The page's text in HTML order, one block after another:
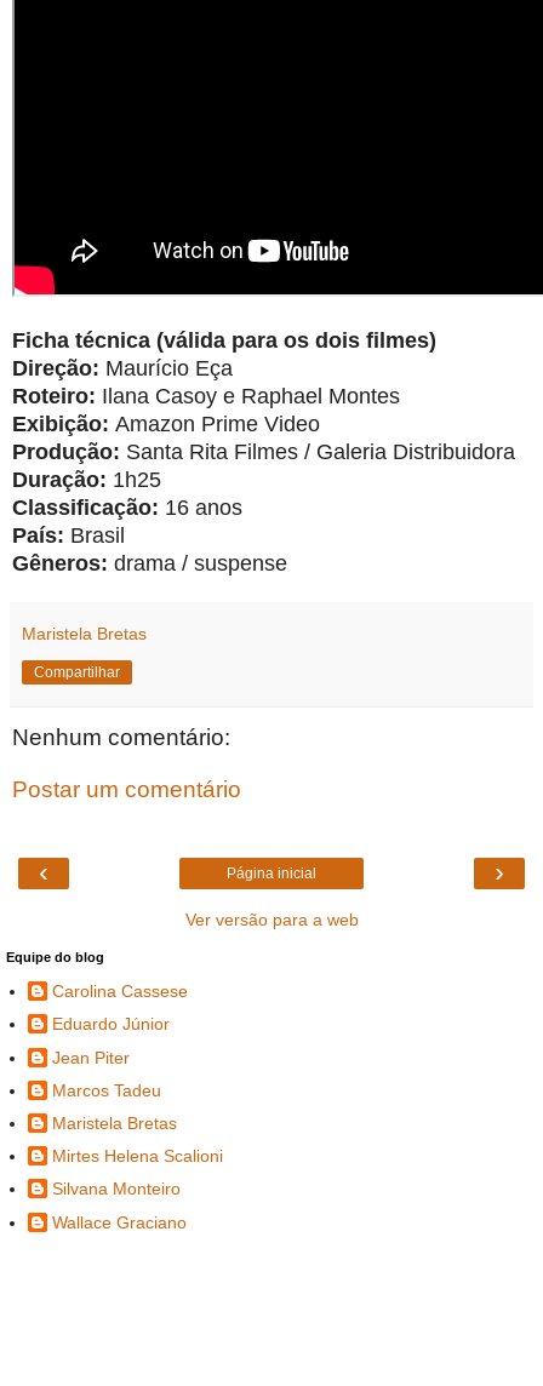
Ficha técnica (válida para os dois filmes)
Direção: Maurício Eça
Roteiro: Ilana Casoy e Raphael Montes
Exibição: Amazon Prime Video
Produção: Santa Rita Filmes / Galeria Distribuidora
Duração: 1h25
Classificação: 16 anos
País: Brasil
Gêneros: drama / suspense
Maristela Bretas
Compartilhar
Nenhum comentário:
Postar um comentário
‹ ›
Página inicial
Ver versão para a web
Equipe do blog
Carolina Cassese
Eduardo Júnior
Jean Piter
Marcos Tadeu
Maristela Bretas
Mirtes Helena Scalioni
Silvana Monteiro
Wallace Graciano